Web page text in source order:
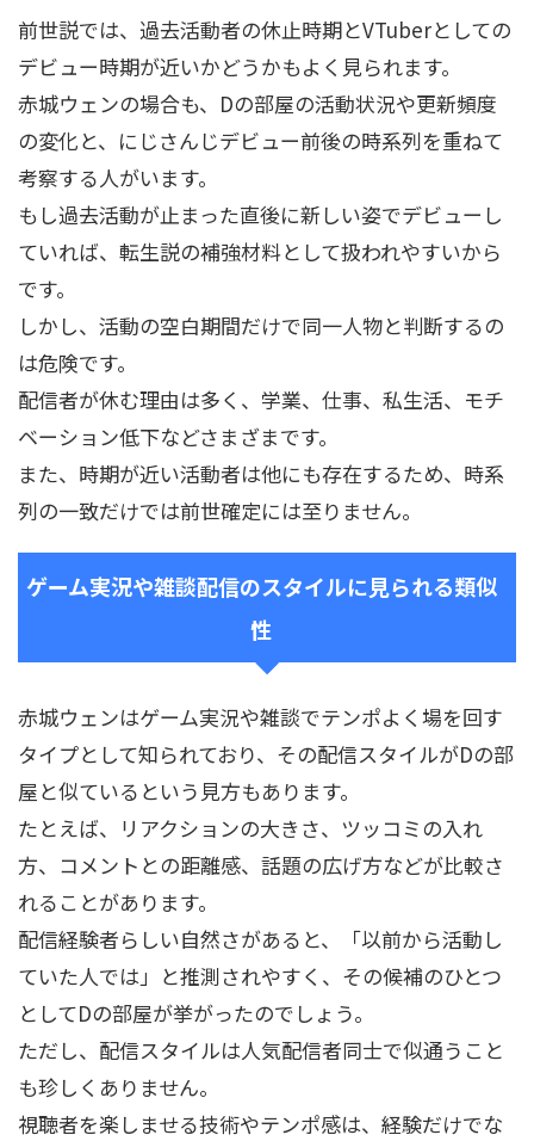
前世説では、過去活動者の休止時期とVTuberとしての
デビュー時期が近いかどうかもよく見られます。
赤城ウェンの場合も、Dの部屋の活動状況や更新頻度
の変化と、にじさんじデビュー前後の時系列を重ねて
考察する人がいます。
もし過去活動が止まった直後に新しい姿でデビューし
ていれば、転生説の補強材料として扱われやすいから
です。
しかし、活動の空白期間だけで同一人物と判断するの
は危険です。
配信者が休む理由は多く、学業、仕事、私生活、モチ
ベーション低下などさまざまです。
また、時期が近い活動者は他にも存在するため、時系
列の一致だけでは前世確定には至りません。
ゲーム実況や雑談配信のスタイルに見られる類似
性
赤城ウェンはゲーム実況や雑談でテンポよく場を回す
タイプとして知られており、その配信スタイルがDの部
屋と似ているという見方もあります。
たとえば、リアクションの大きさ、ツッコミの入れ
方、コメントとの距離感、話題の広げ方などが比較さ
れることがあります。
配信経験者らしい自然さがあると、「以前から活動し
ていた人では」と推測されやすく、その候補のひとつ
としてDの部屋が挙がったのでしょう。
ただし、配信スタイルは人気配信者同士で似通うこと
も珍しくありません。
視聴者を楽しませる技術やテンポ感は、経験だけでな